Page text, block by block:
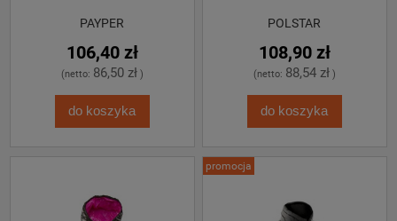
PAYPER
106,40 zł
(netto: 86,50 zł)
do koszyka
POLSTAR
108,90 zł
(netto: 88,54 zł)
do koszyka
promocja